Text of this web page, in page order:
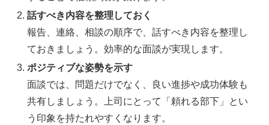
話すべき内容を整理しておく
報告、連絡、相談の順序で、話すべき内容を整理し
ておきましょう。効率的な面談が実現します。
ポジティブな姿勢を示す
面談では、問題だけでなく、良い進捗や成功体験も
共有しましょう。上司にとって「頼れる部下」とい
う印象を持たれやすくなります。